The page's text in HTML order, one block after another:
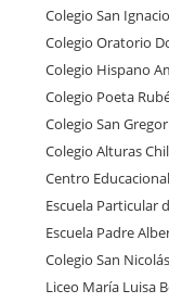
Colegio San Ignacio
Colegio Oratorio
Colegio Hispano
Colegio Poeta
Colegio San
Colegio Alturas
Centro
Escuela Particular
Escuela Padre
Colegio San
Liceo María Luisa